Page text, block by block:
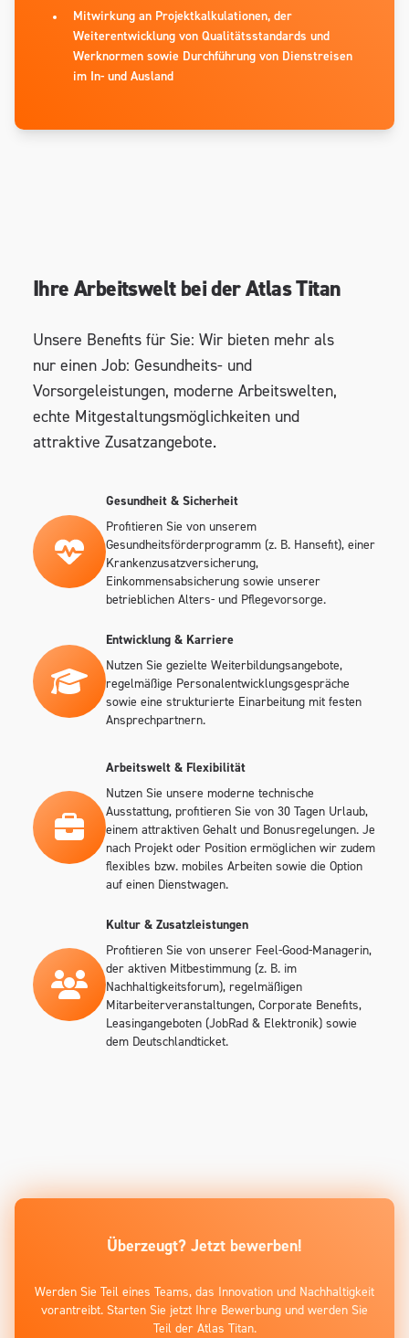
Mitwirkung an Projektkalkulationen, der
Weiterentwicklung von Qualitätsstandards und
Werknormen sowie Durchführung von Dienstreisen
im In- und Ausland
Ihre Arbeitswelt bei der Atlas Titan
Unsere Benefits für Sie: Wir bieten mehr als
nur einen Job: Gesundheits- und
Vorsorgeleistungen, moderne Arbeitswelten,
echte Mitgestaltungsmöglichkeiten und
attraktive Zusatzangebote.
Gesundheit & Sicherheit
Profitieren Sie von unserem
Gesundheitsförderprogramm (z. B. Hansefit), einer
Krankenzusatzversicherung,
Einkommensabsicherung sowie unserer
betrieblichen Alters- und Pflegevorsorge.
Entwicklung & Karriere
Nutzen Sie gezielte Weiterbildungsangebote,
regelmäßige Personalentwicklungsgespräche
sowie eine strukturierte Einarbeitung mit festen
Ansprechpartnern.
Arbeitswelt & Flexibilität
Nutzen Sie unsere moderne technische
Ausstattung, profitieren Sie von 30 Tagen Urlaub,
einem attraktiven Gehalt und Bonusregelungen. Je
nach Projekt oder Position ermöglichen wir zudem
flexibles bzw. mobiles Arbeiten sowie die Option
auf einen Dienstwagen.
Kultur & Zusatzleistungen
Profitieren Sie von unserer Feel-Good-Managerin,
der aktiven Mitbestimmung (z. B. im
Nachhaltigkeitsforum), regelmäßigen
Mitarbeiterveranstaltungen, Corporate Benefits,
Leasingangeboten (JobRad & Elektronik) sowie
dem Deutschlandticket.
Überzeugt? Jetzt bewerben!
Werden Sie Teil eines Teams, das Innovation und Nachhaltigkeit
vorantreibt. Starten Sie jetzt Ihre Bewerbung und werden Sie
Teil der Atlas Titan.